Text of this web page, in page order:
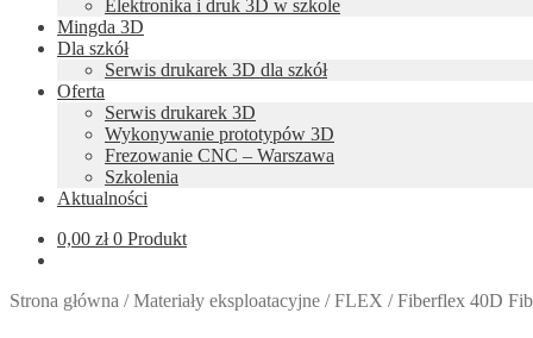
Elektronika i druk 3D w szkole
Mingda 3D
Dla szkół
Serwis drukarek 3D dla szkół
Oferta
Serwis drukarek 3D
Wykonywanie prototypów 3D
Frezowanie CNC – Warszawa
Szkolenia
Aktualności
0,00 zł 0 Produkt
Strona główna /Materiały eksploatacyjne /FLEX /Fiberflex 40D